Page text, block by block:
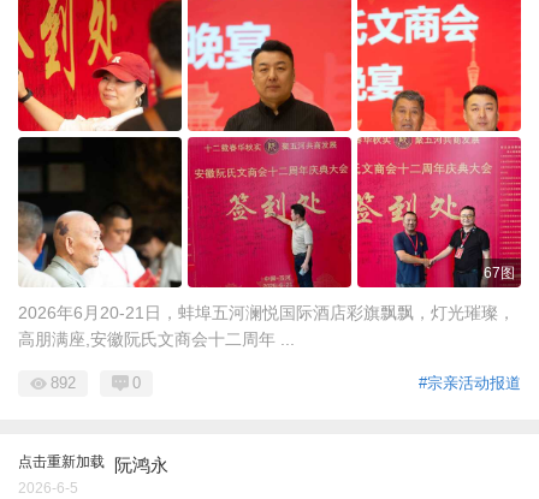
67图
2026年6月20-21日，蚌埠五河澜悦国际酒店彩旗飘飘，灯光璀璨，
高朋满座,安徽阮氏文商会十二周年 ...
#宗亲活动报道
892 0
点击重新加载 阮鸿永
2026-6-5